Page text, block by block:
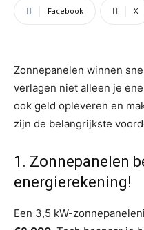
Facebook X
Zonnepanelen winnen
verlagen niet alleen je
ook geld opleveren en
zijn de belangrijkste
1. Zonnepanelen
energierekening!
Een 3,5 kW-